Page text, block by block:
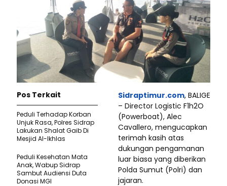
Sidraptimur.com, BALIGE
– Director Logistic F1h2O
(Powerboat), Alec
Cavallero, mengucapkan
terimah kasih atas
dukungan pengamanan
luar biasa yang diberikan
Polda Sumut (Polri) dan
jajaran.
Pos Terkait
Peduli Terhadap Korban
Unjuk Rasa, Polres Sidrap
Lakukan Shalat Gaib Di
Mesjid Al-Ikhlas
Peduli Kesehatan Mata
Anak, Wabup Sidrap
Sambut Audiensi Duta
Donasi MGI